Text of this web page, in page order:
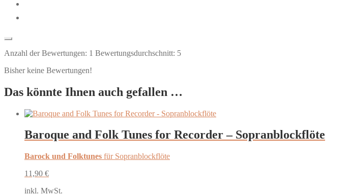
Anzahl der Bewertungen: 1 Bewertungsdurchschnitt: 5
Bisher keine Bewertungen!
Das könnte Ihnen auch gefallen …
Baroque and Folk Tunes for Recorder – Sopranblockflöte
Barock und Folktunes für Sopranblockflöte
11,90 €
inkl. MwSt.